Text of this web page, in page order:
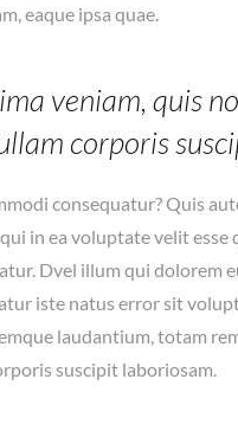
eaque ipsa quae.
veniam, quis
corporis
consequatur? Quis
in ea voluptate velit esse
Dvel illum qui dolorem
iste natus error sit
laudantium, totam
suscipit laboriosam.